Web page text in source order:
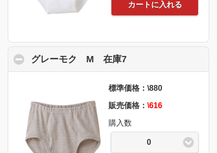
カートに入れる
グレーモク M 在庫7
標準価格：\880
販売価格： \616
購入数
0